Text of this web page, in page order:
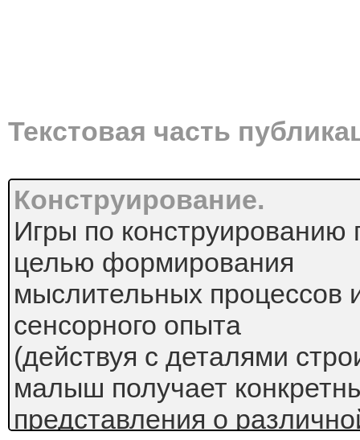
Текстовая часть
Конструирование.
Игры по конструированию
целью формирования
мыслительных процессов
сенсорного опыта
(действуя с деталями
малыш получает
представления о